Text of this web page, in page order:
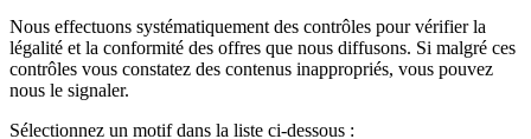
Nous effectuons systématiquement des contrôles pour vérifier la
légalité et la conformité des offres que nous diffusons. Si malgré ces
contrôles vous constatez des contenus inappropriés, vous pouvez
nous le signaler.
Sélectionnez un motif dans la liste ci-dessous :